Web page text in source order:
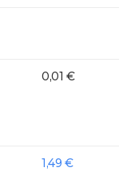
0,01 €
1,49 €